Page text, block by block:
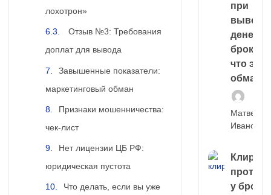
лохотрон»
Отзыв №3: Требования
доплат для вывода
Завышенные показатели:
маркетинговый обман
Признаки мошенничества:
чек-лист
Нет лицензии ЦБ РФ:
юридическая пустота
Что делать, если вы уже
при
выводе
денег у
что это,
обман?
Матвей
Иванов
Клиринг
у